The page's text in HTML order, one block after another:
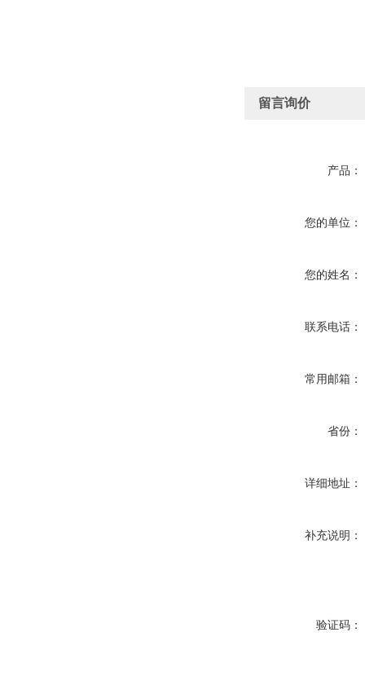
留言询价
产品：
您的单位：
您的姓名：
联系电话：
常用邮箱：
省份：
详细地址：
补充说明：
验证码：